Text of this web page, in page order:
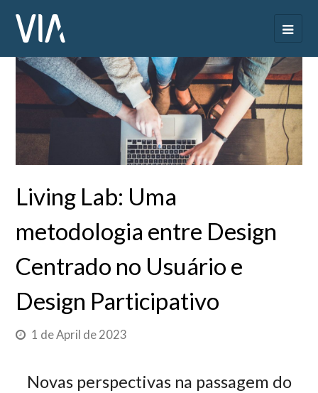
Living Lab: Uma
metodologia entre Design
Centrado no Usuário e
Design Participativo
1 de April de 2023
Novas perspectivas na passagem do